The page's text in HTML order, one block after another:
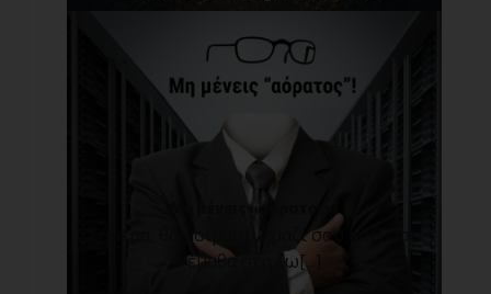
Μη μένεις «αόρατος»!
Σήμερα, θα μοιραστώ μαζί σου κάτι που
έμαθα στη ζω[...]